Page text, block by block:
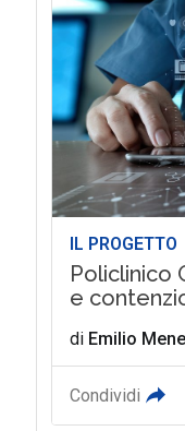
IL PROGETTO
Policlinico
e
di Emilio
Condividi